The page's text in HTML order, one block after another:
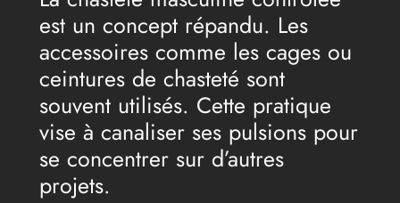
est un concept répandu. Les
accessoires comme les cages ou
ceintures de chasteté sont
souvent utilisés. Cette pratique
vise à canaliser ses pulsions pour
se concentrer sur d’autres
projets.